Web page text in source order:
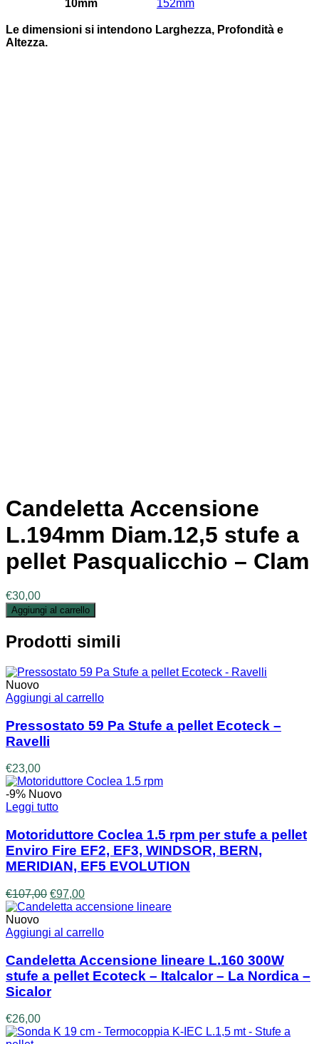
10mm
152mm
Le dimensioni si intendono Larghezza, Profondità e
Altezza.
Candeletta Accensione
L.194mm Diam.12,5 stufe a
pellet Pasqualicchio – Clam
€30,00
Aggiungi al carrello
Prodotti simili
Nuovo
Aggiungi al carrello
Pressostato 59 Pa Stufe a pellet Ecoteck –
Ravelli
€23,00
-9% Nuovo
Leggi tutto
Motoriduttore Coclea 1.5 rpm per stufe a pellet
Enviro Fire EF2, EF3, WINDSOR, BERN,
MERIDIAN, EF5 EVOLUTION
€107,00 Il
prezzo
era:
€97,00Il
prezzo
è:
Nuovo
Aggiungi al carrello
Candeletta Accensione lineare L.160 300W
stufe a pellet Ecoteck – Italcalor – La Nordica –
Sicalor
€26,00